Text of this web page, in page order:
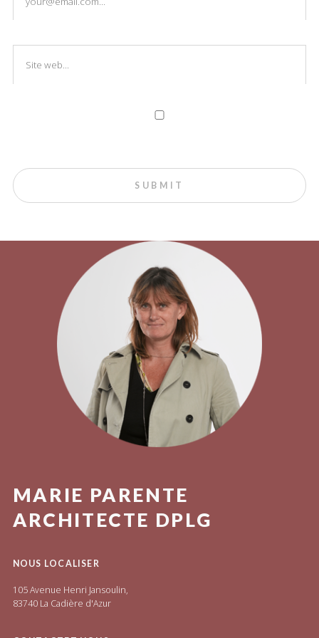
MARIE PARENTE
ARCHITECTE DPLG
NOUS LOCALISER
105 Avenue Henri Jansoulin,
83740 La Cadière d'Azur